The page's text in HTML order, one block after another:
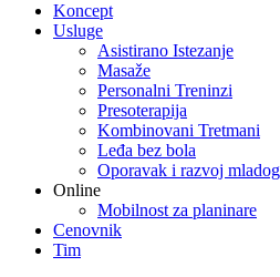
Koncept
Usluge
Asistirano Istezanje
Masaže
Personalni Treninzi
Presoterapija
Kombinovani Tretmani
Leđa bez bola
Oporavak i razvoj
Online
Mobilnost za planinare
Cenovnik
Tim